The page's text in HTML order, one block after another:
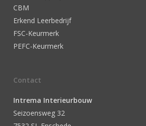
CBM
Erkend Leerbedrijf
FSC-Keurmerk
PEFC-Keurmerk
Contact
Intrema Interieurbouw
Seizoensweg 32